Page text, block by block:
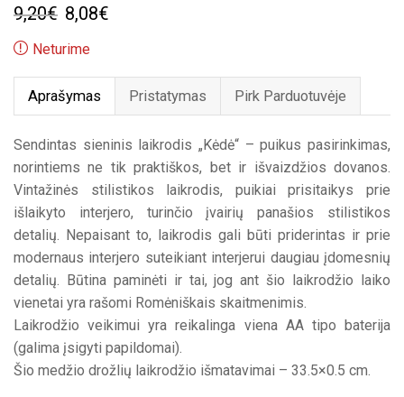
9,20€ Original
price
9,20€.
8,08€
8,08€.
Neturime
Aprašymas Pristatymas Pirk Parduotuvėje
Sendintas sieninis laikrodis „Kėdė“ – puikus pasirinkimas,
norintiems ne tik praktiškos, bet ir išvaizdžios dovanos.
Vintažinės stilistikos laikrodis, puikiai prisitaikys prie
išlaikyto interjero, turinčio įvairių panašios stilistikos
detalių. Nepaisant to, laikrodis gali būti priderintas ir prie
modernaus interjero suteikiant interjerui daugiau įdomesnių
detalių. Būtina paminėti ir tai, jog ant šio laikrodžio laiko
vienetai yra rašomi Romėniškais skaitmenimis.
Laikrodžio veikimui yra reikalinga viena AA tipo baterija
(galima įsigyti papildomai).
Šio medžio drožlių laikrodžio išmatavimai – 33.5×0.5 cm.